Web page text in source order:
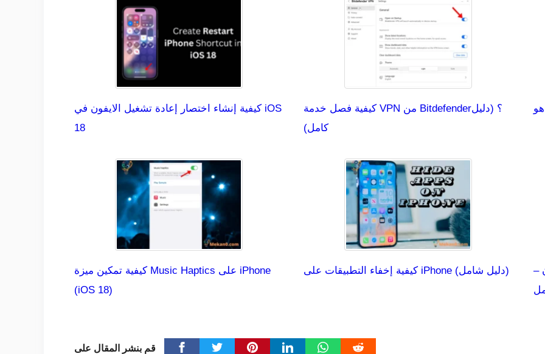
كيفية إنشاء اختصار إعادة تشغيل الايفون في iOS
18
كيفية فصل خدمة VPN من Bitdefender؟ (دليل
كامل)
كيفية تمكين ميزة Music Haptics على iPhone
(iOS 18)
كيفية إخفاء التطبيقات على iPhone (دليل شامل)
–